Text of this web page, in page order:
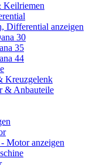
Keilriemen
Differential anzeigen
30
35
44
Kreuzgelenk
& Anbauteile
Motor anzeigen